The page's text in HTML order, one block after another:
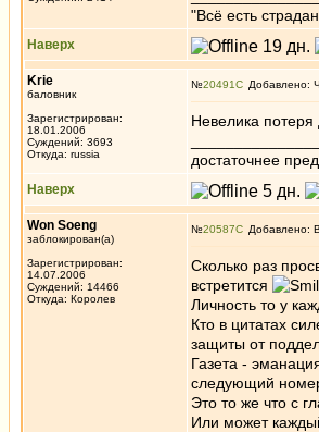
"Всё есть
Наверх
Krie
баловник
Зарегистрирован:
18.01.2006
Суждений: 3693
Откуда: russia
№20491 Добавлено:
Невелика
достаточнее
Наверх
Won Soeng
заблокирован(а)
Зарегистрирован:
14.07.2006
Суждений: 14466
Откуда: Королев
№20587 Добавлено:
Сколько раз
встретится
Личность то у
Кто в цитатах
защиты от
Газета -
следующий
Это то же что с
Или может